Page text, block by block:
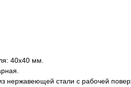
40х40 мм.
нержавеющей стали с рабочей